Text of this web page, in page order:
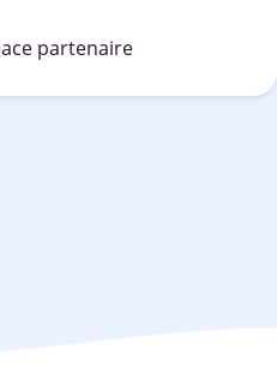
partenaire